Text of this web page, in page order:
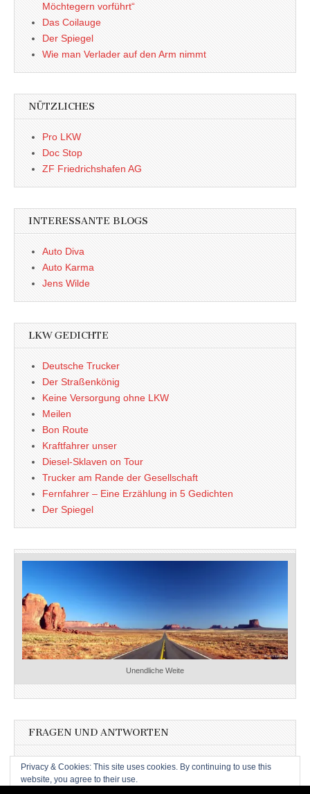
Möchtegern vorführt“
Das Coilauge
Der Spiegel
Wie man Verlader auf den Arm nimmt
NÜTZLICHES
Pro LKW
Doc Stop
ZF Friedrichshafen AG
INTERESSANTE BLOGS
Auto Diva
Auto Karma
Jens Wilde
LKW GEDICHTE
Deutsche Trucker
Der Straßenkönig
Keine Versorgung ohne LKW
Meilen
Bon Route
Kraftfahrer unser
Diesel-Sklaven on Tour
Trucker am Rande der Gesellschaft
Fernfahrer – Eine Erzählung in 5 Gedichten
Der Spiegel
Unendliche Weite
FRAGEN UND ANTWORTEN
Fragen und Antworten
Privacy & Cookies: This site uses cookies. By continuing to use this
website, you agree to their use.